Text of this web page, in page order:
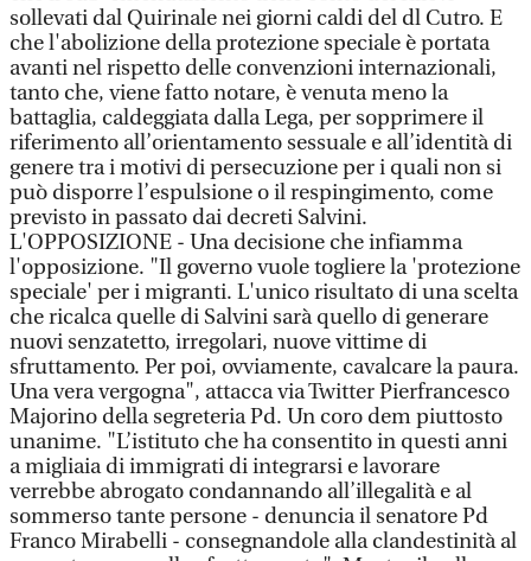
sollevati dal Quirinale nei giorni caldi del dl Cutro. E
che l'abolizione della protezione speciale è portata
avanti nel rispetto delle convenzioni internazionali,
tanto che, viene fatto notare, è venuta meno la
battaglia, caldeggiata dalla Lega, per sopprimere il
riferimento all’orientamento sessuale e all’identità di
genere tra i motivi di persecuzione per i quali non si
può disporre l’espulsione o il respingimento, come
previsto in passato dai decreti Salvini.
L'OPPOSIZIONE - Una decisione che infiamma
l'opposizione. "Il governo vuole togliere la 'protezione
speciale' per i migranti. L'unico risultato di una scelta
che ricalca quelle di Salvini sarà quello di generare
nuovi senzatetto, irregolari, nuove vittime di
sfruttamento. Per poi, ovviamente, cavalcare la paura.
Una vera vergogna", attacca via Twitter Pierfrancesco
Majorino della segreteria Pd. Un coro dem piuttosto
unanime. "L’istituto che ha consentito in questi anni
a migliaia di immigrati di integrarsi e lavorare
verrebbe abrogato condannando all’illegalità e al
sommerso tante persone - denuncia il senatore Pd
Franco Mirabelli - consegnandole alla clandestinità al